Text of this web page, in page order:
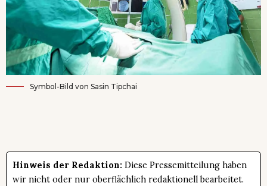
Symbol-Bild von Sasin Tipchai
Hinweis der Redaktion: Diese Pressemitteilung haben
wir nicht oder nur oberflächlich redaktionell bearbeitet.